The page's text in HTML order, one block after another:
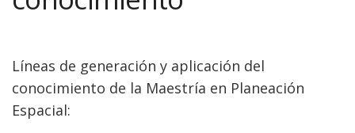
Líneas de generación y aplicación del
conocimiento de la Maestría en Planeación
Espacial: